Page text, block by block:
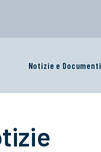
Notizie e Documenti